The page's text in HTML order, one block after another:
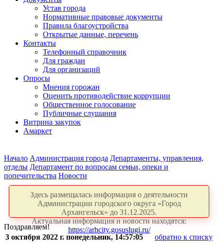
Устав города
Нормативные правовые документы
Правила благоустройства
Открытые данные, перечень
Контакты
Телефонный справочник
Для граждан
Для организаций
Опросы
Мнения горожан
Оценить противодействие коррупции
Общественное голосование
Публичные слушания
Витрина закупок
Амаркет
Начало Администрация города Департаменты, управления,
отделы Департамент по вопросам семьи, опеки и
попечительства Новости
Здесь размещалась информация о деятельности
Администрации городского округа «Город
Архангельск» до 31.12.2025.
Актуальная информация и новости находятся:
https://arhcity.gosuslugi.ru/
Поздравляем!
3 октября 2022 г. понедельник, 14:57:05
обратно к списку